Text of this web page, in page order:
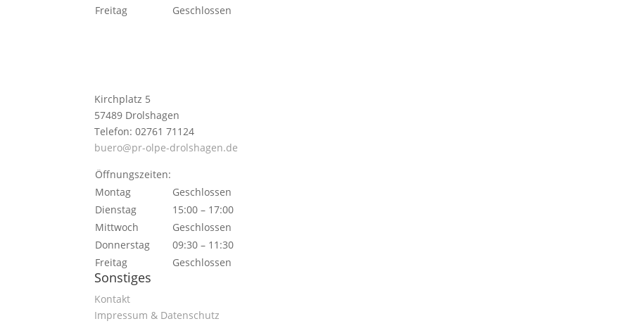
Freitag
Geschlossen
Kirchplatz 5
57489 Drolshagen
Telefon: 02761 71124
buero@pr-olpe-drolshagen.de
Öffnungszeiten:
Montag
Geschlossen
Dienstag
15:00 – 17:00
Mittwoch
Geschlossen
Donnerstag
09:30 – 11:30
Freitag
Geschlossen
Sonstiges
Kontakt
Impressum & Datenschutz